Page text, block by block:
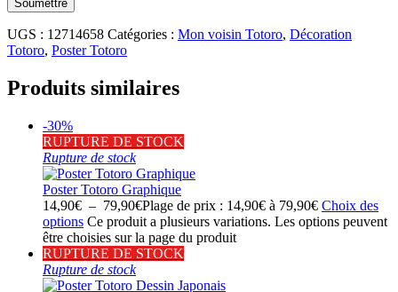
UGS : 12714658 Catégories : Mon voisin Totoro, Décoration
Totoro, Poster Totoro
Produits similaires
-30%
RUPTURE DE STOCK
Rupture de stock
Poster Totoro Graphique
14,90€ – 79,90€Plage de prix : 14,90€ à 79,90€ Choix des
options Ce produit a plusieurs variations. Les options peuvent
être choisies sur la page du produit
RUPTURE DE STOCK
Rupture de stock